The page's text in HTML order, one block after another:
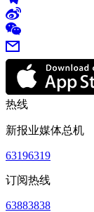
热线
新报业媒体总机
63196319
订阅热线
63883838